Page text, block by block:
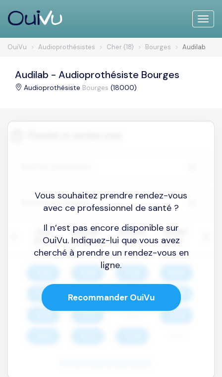
Toggle
OuiVu Audioprothésistes Cher (18) Bourges Audilab
Audilab - Audioprothésiste Bourges
Audioprothésiste Bourges (18000)
Vous souhaitez prendre rendez-vous
avec ce professionnel de santé ?
Il n’est pas encore disponible sur
OuiVu. Indiquez-lui que vous avez
cherché à prendre un rendez-vous en
ligne.
Recommander OuiVu